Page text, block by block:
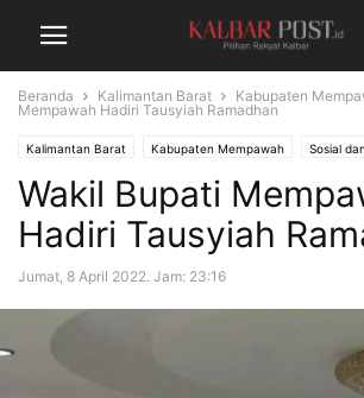
Beranda Kalimantan Barat Kabupaten
Mempawah Hadiri Tausyiah Ramadhan
Kalimantan Barat Kabupaten Mempawah Sosial
Wakil Bupati
Hadiri Tausyiah
Jumat, 8 April 2022. Jam: 23:16